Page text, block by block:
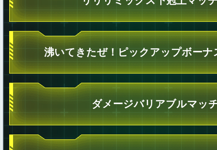
沸いてきたぜ！ピックアップボーナ
ダメージバリアブルマッ